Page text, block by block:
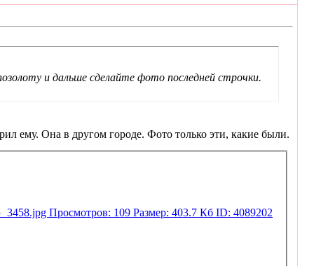
и дальше сделайте фото последней строчки.
ему. Она в другом городе. Фото только эти, какие были.